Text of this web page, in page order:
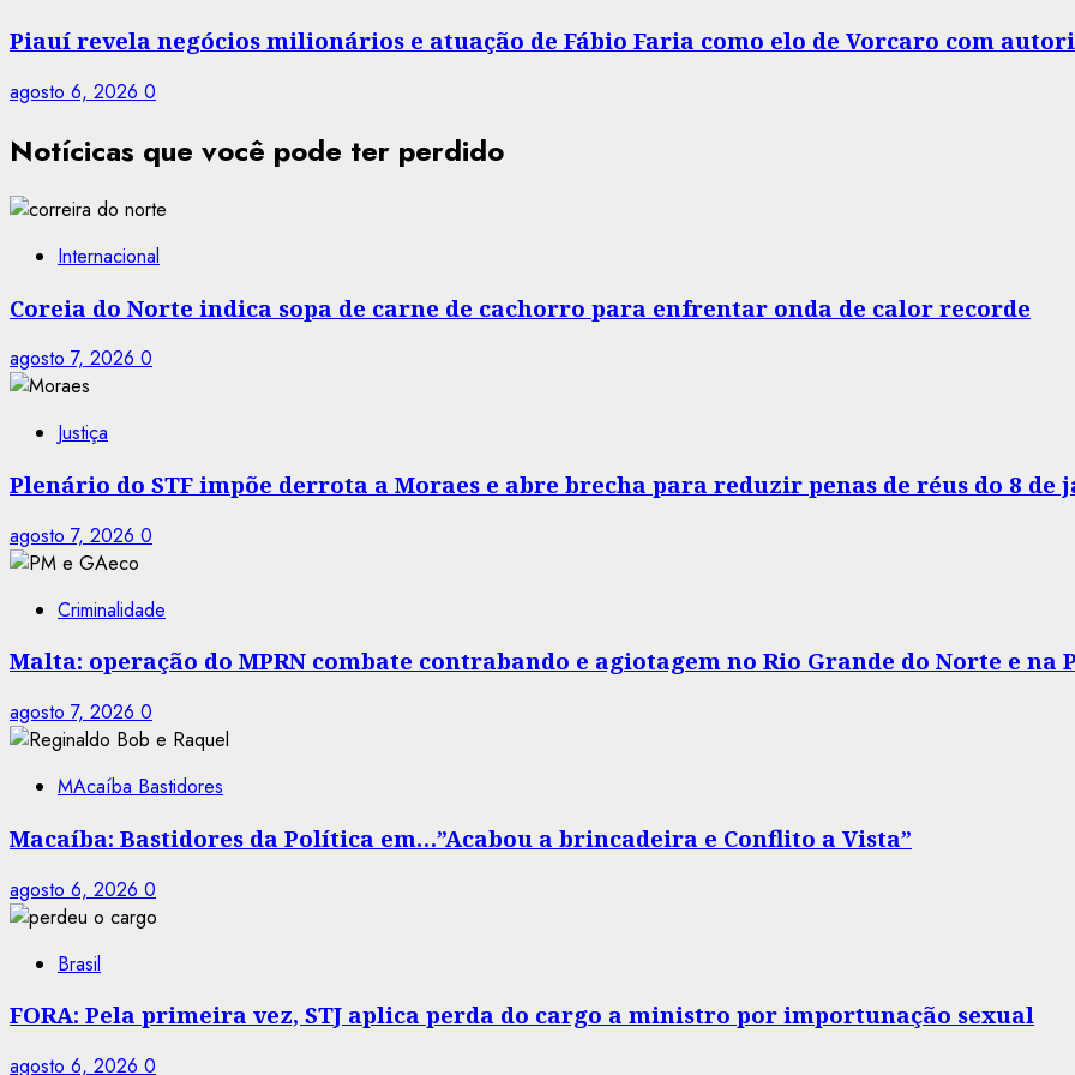
Piauí revela negócios milionários e atuação de Fábio Faria como elo de Vorcaro com
agosto 6, 2026 0
Notícicas que você pode ter perdido
Internacional
Coreia do Norte indica sopa de carne de cachorro para enfrentar onda de calor recorde
agosto 7, 2026 0
Justiça
Plenário do STF impõe derrota a Moraes e abre brecha para reduzir penas de réus do 8 de
agosto 7, 2026 0
Criminalidade
Malta: operação do MPRN combate contrabando e agiotagem no Rio Grande do Norte e na
agosto 7, 2026 0
MAcaíba Bastidores
Macaíba: Bastidores da Política em…”Acabou a brincadeira e Conflito a Vista”
agosto 6, 2026 0
Brasil
FORA: Pela primeira vez, STJ aplica perda do cargo a ministro por importunação sexual
agosto 6, 2026 0